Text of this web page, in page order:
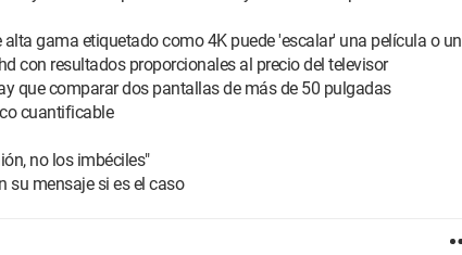
alta gama etiquetado como 4K puede 'escalar' una película o un
con resultados proporcionales al precio del televisor
que comparar dos pantallas de más de 50 pulgadas
cuantificable
no los imbéciles"
su mensaje si es el caso